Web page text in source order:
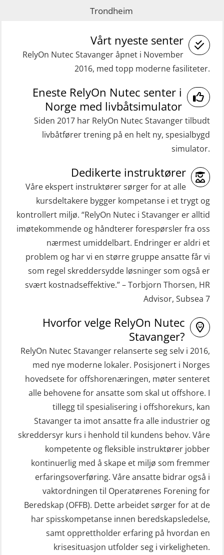
(Blended with Adaptive e-learning
practical) (RBSBLE026)
GWO: BST Refresher – Onshore
(Blended: e-learning practical)
(RBSBLE009)
Gass kurs H2S (OSP105)
Grunnleggende sikkerhetskurs –
beredskapspersonell med E-læring
(OBSBLE044)
HLO/MOB/Søk- og Redningslag
kombinasjon – repetisjon (OSC1162)
HLO/Søk & Redningslag kombinasjon
– repetisjon (OSC1161)
Helikopterevakuering inkl.
Pustelunge (OSE1251)
Helikopterevakuering med HABD,
inkl. Brannslukking og Førstehjelp-
sivile mannskaper (FSC119)
Helikopterevakuering med HABD,
inkl. brannslukning (FSC121)
Hjertestarter brukerkurs (OFA107)
Kombi Søk og Redningslag og HLO
repetisjonskurs med e-læring
(ABSBLE010)
Kondisjonstest (OSC151)
Ledertrening i beredskap og
krisehåndtering for plattformsjefer
(OER105)
Livbåtfører FF1200 repetisjon
(OSE1431)
inkl. brannslukning (FSC121)
Medisinsk behandling 40 t (MFA104)
Oppdatering medisinsk behandling 8
t (MFA107)
ROC sertifikat grunnleggende
ROC sertifikat repetisjon (GMDSS)
(ORC103)
STCW Grunnkurs Redningsfarkoster
(MBSBLE022)
STCW Hurtiggående mann over bord
båt (HMOB) (MSE100)
STCW Hurtiggående mann over bord
båt (HMOB) oppdatering (MSE1001)
STCW Livbåtfører redningsfarkoster
32 t (MSE1031)
STCW Mann-Over-Bord
(hurtiggående) 32 t m/mørkekjøring
(MSE112)
STCW Redningsfarkost oppdatering
sliskebåt (MSE116)
STCW Sikkerhetsopplæring for
sjøfolk på mindre skip med eLearning
(MBSBLE003)
STCW oppdatering Livbåtfører
redningsfarkoster 8 t – konvensjonell
båt (MSE103)
STCW oppdatering Mann-Over-Bord
(hurtiggående) 16 t m/mørkekjøring
(MSE113)
Trondheim
Vårt nyeste senter
RelyOn Nutec Stavanger åpnet i November
2016, med topp moderne fasiliteter.
Eneste RelyOn Nutec senter i
Norge med livbåtsimulator
Siden 2017 har RelyOn Nutec Stavanger tilbudt
livbåtfører trening på en helt ny, spesialbygd
simulator.
Dedikerte instruktører
Våre ekspert instruktører sørger for at alle
kursdeltakere bygger kompetanse i et trygt og
kontrollert miljø. “RelyOn Nutec i Stavanger er alltid
imøtekommende og håndterer forespørsler fra oss
nærmest umiddelbart. Endringer er aldri et
problem og har vi en større gruppe ansatte får vi
som regel skreddersydde løsninger som også er
svært kostnadseffektive.” – Torbjorn Thorsen, HR
Advisor, Subsea 7
Hvorfor velge RelyOn Nutec
Stavanger?
RelyOn Nutec Stavanger relanserte seg selv i 2016,
med nye moderne lokaler. Posisjonert i Norges
hovedsete for offshorenæringen, møter senteret
alle behovene for ansatte som skal ut offshore. I
tillegg til spesialisering i offshorekurs, kan
Stavanger ta imot ansatte fra alle industrier og
skreddersyr kurs i henhold til kundens behov. Våre
kompetente og fleksible instruktører jobber
kontinuerlig med å skape et miljø som fremmer
erfaringsoverføring. Våre ansatte bidrar også i
vaktordningen til Operatørenes Forening for
Beredskap (OFFB). Dette arbeidet sørger for at de
har spisskompetanse innen beredskapsledelse,
samt opprettholder erfaring på hvordan en
krisesituasjon utfolder seg i virkeligheten.